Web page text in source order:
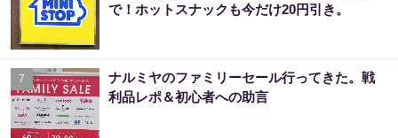
で！ホットスナックも今だけ20円引き。
7
ナルミヤのファミリーセール行ってきた。戦
利品レポ＆初心者への助言